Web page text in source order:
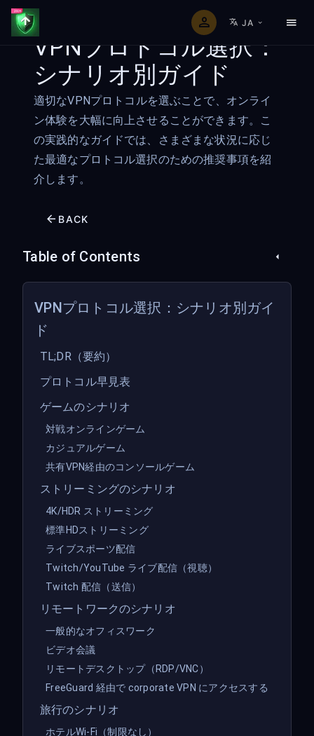
JA
VPNプロトコル選択：
シナリオ別ガイド
適切なVPNプロトコルを選ぶことで、オンライ
ン体験を大幅に向上させることができます。こ
の実践的なガイドでは、さまざまな状況に応じ
た最適なプロトコル選択のための推奨事項を紹
介します。
BACK
Table of Contents
VPNプロトコル選択：シナリオ別ガイ
ド
TL;DR（要約）
プロトコル早見表
ゲームのシナリオ
対戦オンラインゲーム
カジュアルゲーム
共有VPN経由のコンソールゲーム
ストリーミングのシナリオ
4K/HDR ストリーミング
標準HDストリーミング
ライブスポーツ配信
Twitch/YouTube ライブ配信（視聴）
Twitch 配信（送信）
リモートワークのシナリオ
一般的なオフィスワーク
ビデオ会議
リモートデスクトップ（RDP/VNC）
FreeGuard 経由で corporate VPN にアクセスする
旅行のシナリオ
ホテルWi-Fi（制限なし）